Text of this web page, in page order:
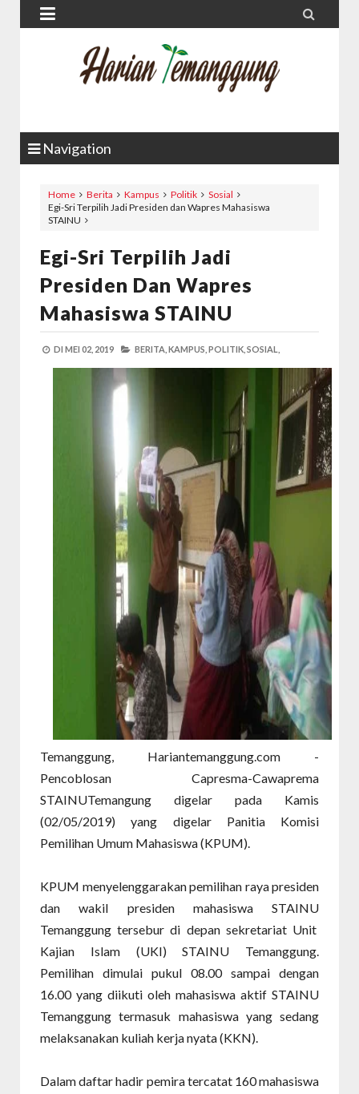
 
Navigation
Home Berita Kampus Politik
Sosial
Egi-Sri Terpilih Jadi Presiden dan Wapres Mahasiswa
STAINU
Egi-Sri Terpilih Jadi
Presiden Dan Wapres
Mahasiswa STAINU
DI MEI 02, 2019 BERITA, KAMPUS, POLITIK, SOSIAL,
Temanggung, Hariantemanggung.com -
Pencoblosan Capresma-Cawaprema
STAINUTemangung digelar pada Kamis
(02/05/2019) yang digelar Panitia Komisi
Pemilihan Umum Mahasiswa (KPUM).
KPUM menyelenggarakan pemilihan raya presiden
dan wakil presiden mahasiswa STAINU
Temanggung tersebur di depan sekretariat Unit
Kajian Islam (UKI) STAINU Temanggung.
Pemilihan dimulai pukul 08.00 sampai dengan
16.00 yang diikuti oleh mahasiswa aktif STAINU
Temanggung termasuk mahasiswa yang sedang
melaksanakan kuliah kerja nyata (KKN).
Dalam daftar hadir pemira tercatat 160 mahasiswa